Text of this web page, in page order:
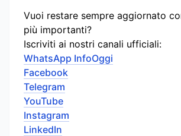
Vuoi restare sempre aggiornato
più importanti?
Iscriviti ai nostri canali ufficiali:
WhatsApp InfoOggi
Facebook
Telegram
YouTube
Instagram
LinkedIn